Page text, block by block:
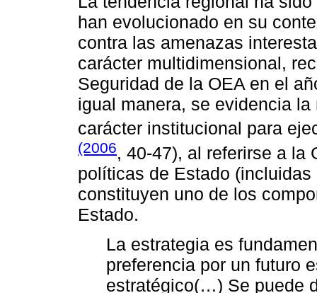
han evolucionado en su
contra las amenazas
carácter multidimensional,
Seguridad de la OEA en el
igual manera, se evidencia
carácter institucional para
(2006, 40-47), al referirse a la
políticas de Estado
constituyen uno de los
Estado.
La estrategia es
preferencia por un futuro
estratégico(…) Se puede